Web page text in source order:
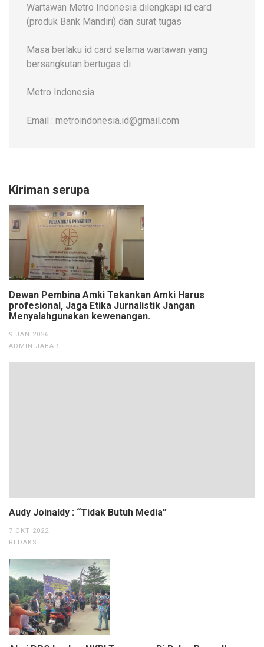
Wartawan Metro Indonesia dilengkapi id card
(produk Bank Mandiri) dan surat tugas
Masa berlaku id card selama wartawan yang
bersangkutan bertugas di
Metro Indonesia
Email : metroindonesia.id@gmail.com
Kiriman serupa
Dewan Pembina Amki Tekankan Amki Harus
profesional, Jaga Etika Jurnalistik Jangan
Menyalahgunakan kewenangan.
9 JAN 2026
ADMIN JABAR
Audy Joinaldy : “Tidak Butuh Media”
7 OKT 2022
REDAKSI